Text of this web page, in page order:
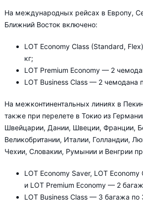
На международных рейсах в Европу,
Ближний Восток включено:
LOT Economy Class (Standard,
кг;
LOT Premium Economy — 2
LOT Business Class — 2 чемодана
На межконтинентальных линиях в
также при перелете в Токио из
Швейцарии, Дании, Швеции, Франции,
Великобритании, Италии, Голландии,
Чехии, Словакии, Румынии и Венгрии
LOT Economy Saver, LOT
и LOT Premium Economy — 2
LOT Business Class — 3 багажа по